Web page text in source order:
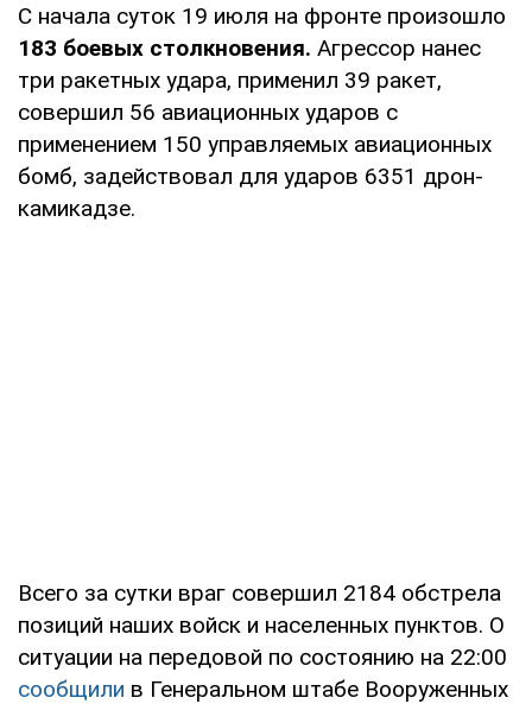
С начала суток 19 июля на фронте произошло
183 боевых столкновения. Агрессор нанес
три ракетных удара, применил 39 ракет,
совершил 56 авиационных ударов с
применением 150 управляемых авиационных
бомб, задействовал для ударов 6351 дрон-
камикадзе.
Всего за сутки враг совершил 2184 обстрела
позиций наших войск и населенных пунктов. О
ситуации на передовой по состоянию на 22:00
сообщили в Генеральном штабе Вооруженных